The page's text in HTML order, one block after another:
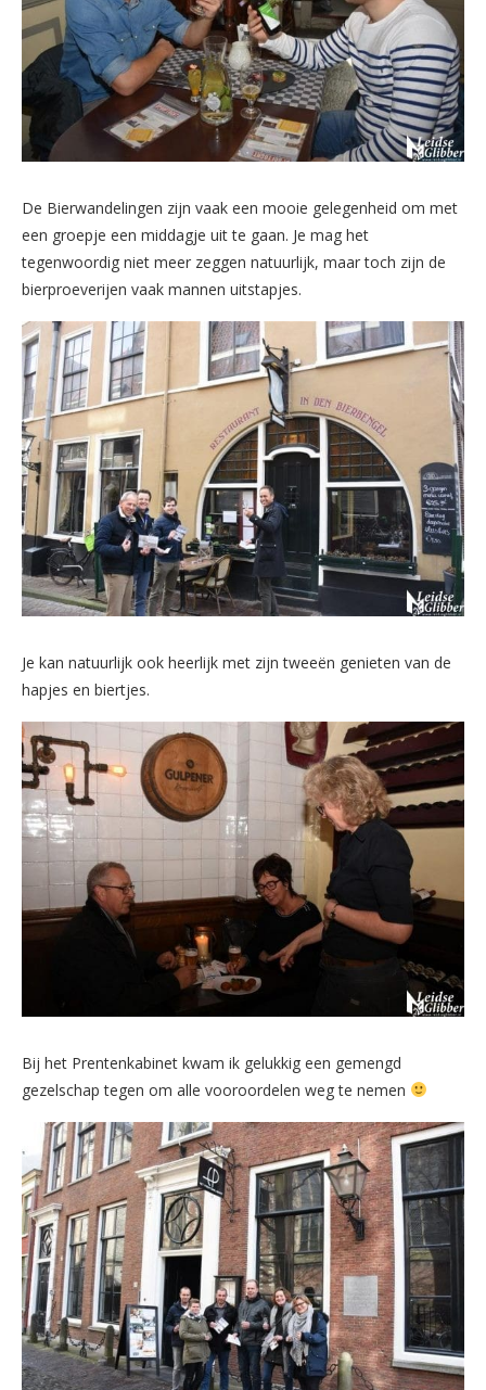
De Bierwandelingen zijn vaak een mooie gelegenheid om met
een groepje een middagje uit te gaan. Je mag het
tegenwoordig niet meer zeggen natuurlijk, maar toch zijn de
bierproeverijen vaak mannen uitstapjes.
Je kan natuurlijk ook heerlijk met zijn tweeën genieten van de
hapjes en biertjes.
Bij het Prentenkabinet kwam ik gelukkig een gemengd
gezelschap tegen om alle vooroordelen weg te nemen